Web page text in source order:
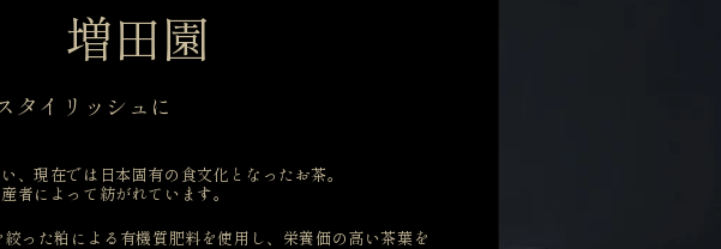
コ
レ
ク
シ
増田園
タイリッシュに
、現在では日本固有の食文化となったお茶。
者によって紡がれています。
った粕による有機質肥料を使用し、栄養価の高い茶葉を